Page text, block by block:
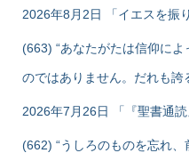
2026年8月2日 「イエスを振
(663) “あなたがたは信仰に
のではありません。だれも誇
2026年7月26日 「『聖書通読
(662) “うしろのものを忘れ